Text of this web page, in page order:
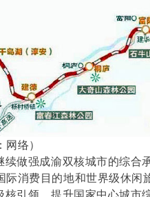
络）
续做强成渝双核城市的综合
消费目的地和世界级休闲